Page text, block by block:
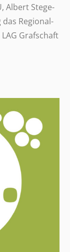
Albert Stege­
das Regio­nal­
Graf­schaft